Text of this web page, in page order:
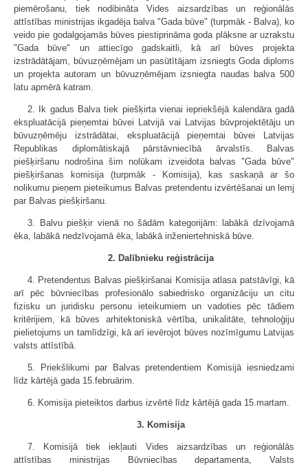
piemērošanu, tiek nodibināta Vides aizsardzības un reģionālās
attīstības ministrijas ikgadēja balva "Gada būve" (turpmāk - Balva), ko
veido pie godalgojamās būves piestiprināma goda plāksne ar uzrakstu
"Gada būve" un attiecīgo gadskaitli, kā arī būves projekta
izstrādātājam, būvuzņēmējam un pasūtītājam izsniegts Goda diploms
un projekta autoram un būvuzņēmējam izsniegta naudas balva 500
latu apmērā katram.
2. Ik gadus Balva tiek piešķirta vienai iepriekšējā kalendāra gadā
ekspluatācijā pieņemtai būvei Latvijā vai Latvijas būvprojektētāju un
būvuzņēmēju izstrādātai, ekspluatācijā pieņemtai būvei Latvijas
Republikas diplomātiskajā pārstāvniecībā ārvalstīs. Balvas
piešķiršanu nodrošina šim nolūkam izveidota balvas "Gada būve"
piešķiršanas komisija (turpmāk - Komisija), kas saskaņā ar šo
nolikumu pieņem pieteikumus Balvas pretendentu izvērtēšanai un lemj
par Balvas piešķiršanu.
3. Balvu piešķir vienā no šādām kategorijām: labākā dzīvojamā
ēka, labākā nedzīvojamā ēka, labākā inženiertehniskā būve.
2. Dalībnieku reģistrācija
4. Pretendentus Balvas piešķiršanai Komisija atlasa patstāvīgi, kā
arī pēc būvniecības profesionālo sabiedrisko organizāciju un citu
fizisku un juridisku personu ieteikumiem un vadoties pēc tādiem
kritērijiem, kā būves arhitektoniskā vērtība, unikalitāte, tehnoloģiju
pielietojums un tamlīdzīgi, kā arī ievērojot būves nozīmīgumu Latvijas
valsts attīstībā.
5. Priekšlikumi par Balvas pretendentiem Komisijā iesniedzami
līdz kārtējā gada 15.februārim.
6. Komisija pieteiktos darbus izvērtē līdz kārtējā gada 15.martam.
3. Komisija
7. Komisijā tiek iekļauti Vides aizsardzības un reģionālās
attīstības ministrijas Būvniecības departamenta, Valsts